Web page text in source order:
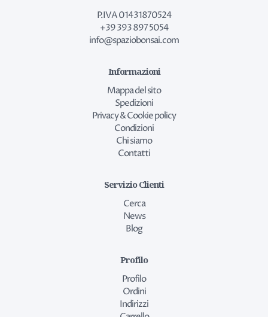
P.IVA 01431870524
+39 393 897 5054
info@spaziobonsai.com
Informazioni
Mappa del sito
Spedizioni
Privacy & Cookie policy
Condizioni
Chi siamo
Contatti
Servizio Clienti
Cerca
News
Blog
Profilo
Profilo
Ordini
Indirizzi